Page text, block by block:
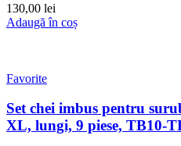
130,00 lei
Adaugă în coș
Favorite
Set chei imbus pentru
XL, lungi, 9 piese, TB10-